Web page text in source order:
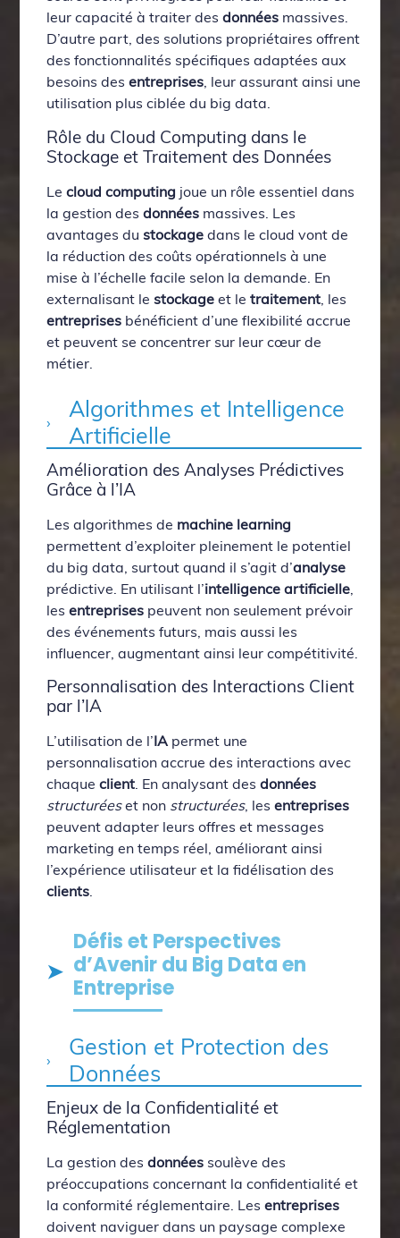
leur capacité à traiter desdonnées massives.
D’autre part, des solutions propriétaires offrent
des fonctionnalités spécifiques adaptées aux
besoins desentreprises, leur assurant ainsi une
utilisation plus ciblée du big data.
Rôle du Cloud Computing dans le
Stockage et Traitement des Données
Lecloud computing joue un rôle essentiel dans
la gestion desdonnées massives. Les
avantages dustockage dans le cloud vont de
la réduction des coûts opérationnels à une
mise à l’échelle facile selon la demande. En
externalisant lestockage et letraitement , les
entreprises bénéficient d’une flexibilité accrue
et peuvent se concentrer sur leur cœur de
métier.
Algorithmes et Intelligence
Artificielle
Amélioration des Analyses Prédictives
Grâce à l’IA
Les algorithmes de machine learning
permettent d’exploiter pleinement le potentiel
du big data, surtout quand il s’agit d’analyse
prédictive. En utilisant l’intelligence artificielle
lesentreprises peuvent non seulement prévoir
des événements futurs, mais aussi les
influencer, augmentant ainsi leur compétitivité.
Personnalisation des Interactions Client
par l’IA
L’utilisation de l’IA permet une
personnalisation accrue des interactions avec
chaqueclient. En analysant desdonnées
structuréeset non structurées, lesentreprises
peuvent adapter leurs offres et messages
marketing en temps réel, améliorant ainsi
l’expérience utilisateur et la fidélisation des
clients.
Défis et Perspectives
d’Avenir du Big Data en
Entreprise
Gestion et Protection des
Données
Enjeux de la Confidentialité et
Réglementation
La gestion desdonnées soulève des
préoccupations concernant la confidentialité et
la conformité réglementaire. Lesentreprises
doivent naviguer dans un paysage complexe